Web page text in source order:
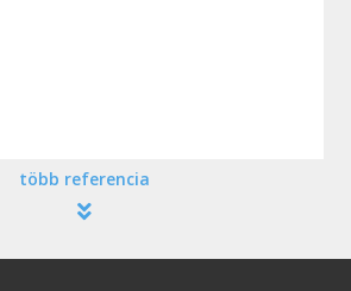
több referencia